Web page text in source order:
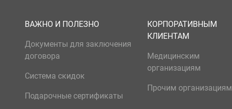
ВАЖНО И ПОЛЕЗНО
Документы для заключения
договора
Система скидок
Подарочные сертификаты
КОРПОРАТИВНЫМ
КЛИЕНТАМ
Медицинским
организациям
Прочим организациям